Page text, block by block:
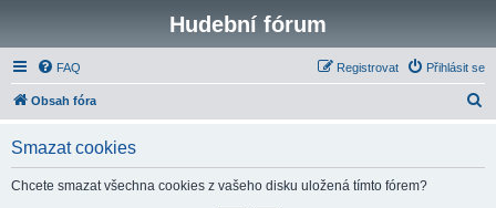
Hudební fórum
FAQ Přihlásit se
Registrovat
Obsah fóra
Smazat cookies
Chcete smazat všechna cookies z vašeho disku uložená tímto fórem?